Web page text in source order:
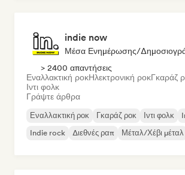
indie now
Μέσα Ενημέρωσης/
> 2400 απαντήσεις
Εναλλακτική ροκΗλεκτρονική ροκΓκαράζ
Ιντι φολκ
Γράψτε άρθρα
Εναλλακτική ροκ Γκαράζ ροκ Ιντι φολκ
Indie rock
Διεθνές ραπ Μέταλ/Χέβι μέταλ